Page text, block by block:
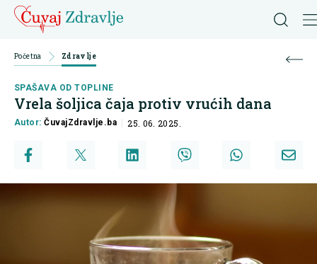
Početna Zdravlje
SPAŠAVA OD TOPLINE
Vrela šoljica čaja protiv vrućih dana
Autor:ČuvajZdravlje.ba 25. 06. 2025.